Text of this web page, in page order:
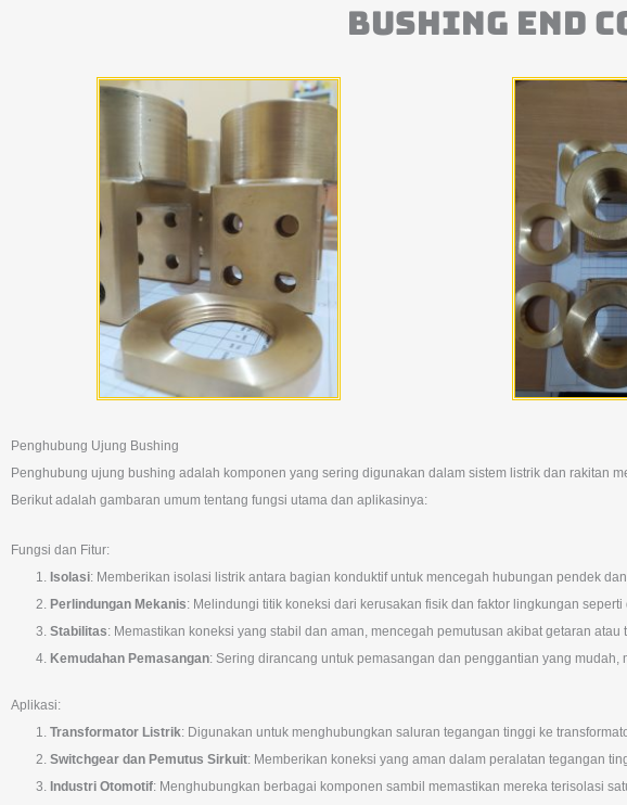
BUSHING END
Penghubung Ujung Bushing
Penghubung ujung bushing adalah komponen yang sering digunakan dalam sistem listrik dan rakitan
Berikut adalah gambaran umum tentang fungsi utama dan aplikasinya:
Fungsi dan Fitur:
Isolasi: Memberikan isolasi listrik antara bagian konduktif untuk mencegah hubungan pendek
Perlindungan Mekanis: Melindungi titik koneksi dari kerusakan fisik dan faktor lingkungan
Stabilitas: Memastikan koneksi yang stabil dan aman, mencegah pemutusan akibat getaran atau
Kemudahan Pemasangan: Sering dirancang untuk pemasangan dan penggantian yang
Aplikasi:
Transformator Listrik: Digunakan untuk menghubungkan saluran tegangan tinggi ke
Switchgear dan Pemutus Sirkuit: Memberikan koneksi yang aman dalam peralatan tegangan
Industri Otomotif: Menghubungkan berbagai komponen sambil memastikan mereka terisolasi